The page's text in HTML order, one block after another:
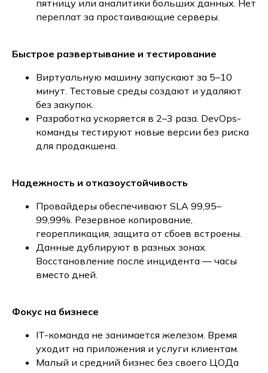
пятницу или аналитики больших данных. Нет
переплат за простаивающие серверы.
Быстрое развертывание и тестирование
Виртуальную машину запускают за 5–10
минут. Тестовые среды создают и удаляют
без закупок.
Разработка ускоряется в 2–3 раза. DevOps-
команды тестируют новые версии без риска
для продакшена.
Надежность и отказоустойчивость
Провайдеры обеспечивают SLA 99,95–
99,99%. Резервное копирование,
георепликация, защита от сбоев встроены.
Данные дублируют в разных зонах.
Восстановление после инцидента — часы
вместо дней.
Фокус на бизнесе
IT-команда не занимается железом. Время
уходит на приложения и услуги клиентам.
Малый и средний бизнес без своего ЦОДа